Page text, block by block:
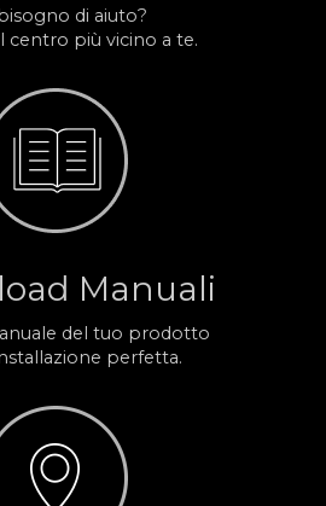
di aiuto?
centro più vicino a te.
Manuali
del tuo prodotto
perfetta.